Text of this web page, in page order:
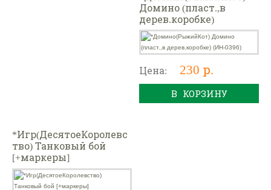
Домино (пласт.,в
дерев.коробке)
(ИН-0396)
Цена: 230 р.
В КОРЗИНУ
*Игр(ДесятоеКоролевс
тво) Танковый бой
[+маркеры]